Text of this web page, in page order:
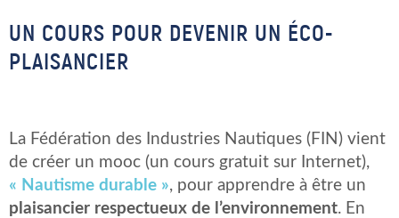
UN COURS POUR DEVENIR UN ÉCO-
PLAISANCIER
La Fédération des Industries Nautiques (FIN) vient
de créer un mooc (un cours gratuit sur Internet),
« Nautisme durable », pour apprendre à être un
plaisancier respectueux de l’environnement. En